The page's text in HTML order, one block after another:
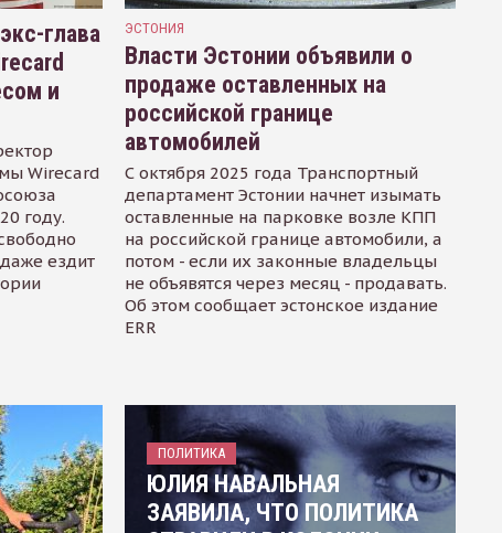
глава
и
Wirecard
году.
ездит
ЭСТОНИЯ
Власти Эстонии объявили о
продаже оставленных на
российской границе
автомобилей
С октября 2025 года Транспортный
департамент Эстонии начнет изымать
оставленные на парковке возле КПП
на российской границе автомобили, а
потом - если их законные владельцы
не объявятся через месяц - продавать.
Об этом сообщает эстонское издание
ERR
ПОЛИТИКА
ЮЛИЯ НАВАЛЬНАЯ
ЗАЯВИЛА, ЧТО ПОЛИТИКА